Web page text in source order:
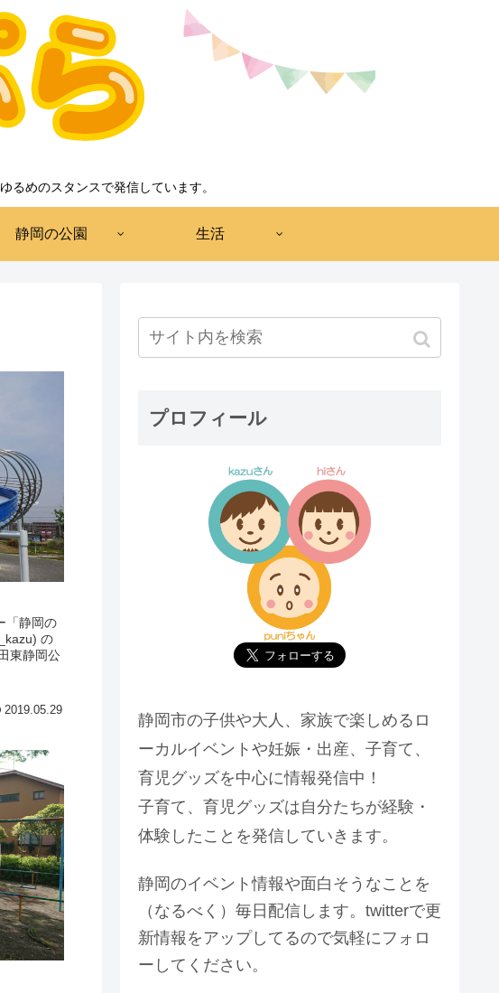
るめのスタンスで発信しています。
静岡の公園 生活
「静岡の
の
東静岡公
2019.05.29
プロフィール
静岡市の子供や大人、家族で楽しめるロ
ーカルイベントや妊娠・出産、子育て、
育児グッズを中心に情報発信中！
子育て、育児グッズは自分たちが経験・
体験したことを発信していきます。
静岡のイベント情報や面白そうなことを
（なるべく）毎日配信します。twitterで更
新情報をアップしてるので気軽にフォロ
ーしてください。